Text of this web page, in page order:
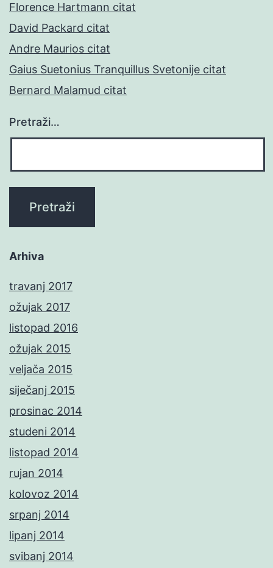
Florence Hartmann citat
David Packard citat
Andre Maurios citat
Gaius Suetonius Tranquillus Svetonije citat
Bernard Malamud citat
Pretraži…
Arhiva
travanj 2017
ožujak 2017
listopad 2016
ožujak 2015
veljača 2015
siječanj 2015
prosinac 2014
studeni 2014
listopad 2014
rujan 2014
kolovoz 2014
srpanj 2014
lipanj 2014
svibanj 2014